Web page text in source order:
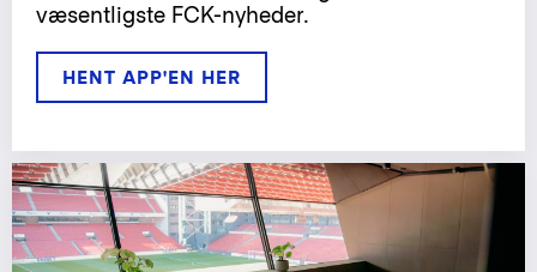
væsentligste FCK-nyheder.
HENT APP'EN HER